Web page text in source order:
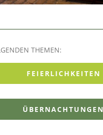
THEMEN:
FEIERLICHKEITEN
ÜBERNACHTUNGEN